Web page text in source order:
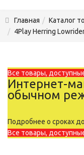
Главная Каталог
4Play Herring
Все товары,
Интернет-
обычном
Подробнее о сроках
Все товары,